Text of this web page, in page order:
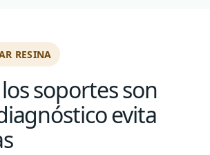
RESINA
soportes son
evita